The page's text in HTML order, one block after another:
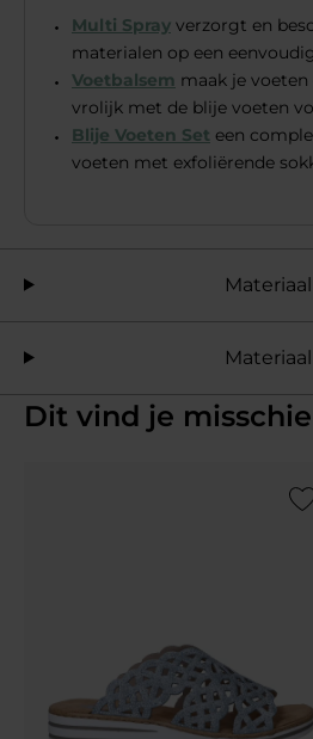
Multi Spray verzorgt en
materialen op een
Voetbalsem maak je
vrolijk met de blije voeten
Blije Voeten Set een
voeten met exfoliërende
Materiaal
Materiaal
Dit vind je
Add to